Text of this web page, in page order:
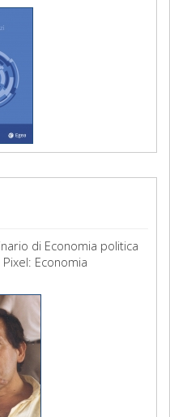
di Economia politica
Economia